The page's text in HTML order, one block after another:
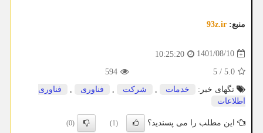
منبع: 93z.ir
1401/08/10
10:25:20
5.0
/
5
594
تگهای خبر:
خدمات , شركت , فناوری ,
فناوری
اطلاعات
این مطلب را می پسندید؟ (1)
(0)